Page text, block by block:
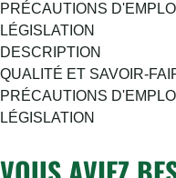
PRÉCAUTIONS D'EMPLOI
LÉGISLATION
DESCRIPTION
QUALITÉ ET SAVOIR-
PRÉCAUTIONS D'EMPLOI
LÉGISLATION